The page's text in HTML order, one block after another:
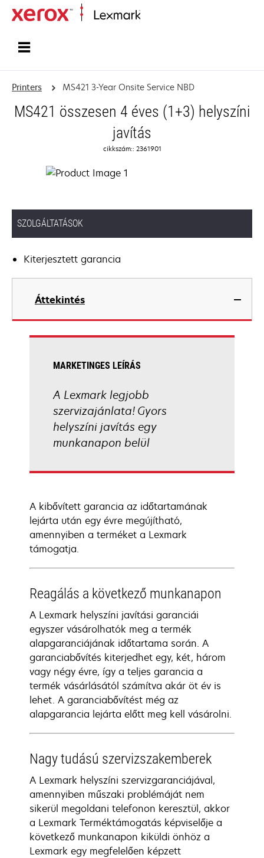
Printers MS421 3-Year Onsite Service NBD
MS421 összesen 4 éves (1+3) helyszíni
javítás
cikkszám:: 2361901
SZOLGÁLTATÁSOK
Kiterjesztett garancia
Áttekintés
MARKETINGES LEÍRÁS
A Lexmark legjobb
szervizajánlata! Gyors
helyszíni javítás egy
munkanapon belül
A kibővített garancia az időtartamának
lejárta után egy évre megújítható,
amennyiben a terméket a Lexmark
támogatja.
Reagálás a következő munkanapon
A Lexmark helyszíni javítási garanciái
egyszer vásárolhatók meg a termék
alapgaranciájának időtartama során. A
garanciabővítés kiterjedhet egy, két, három
vagy négy évre, így a teljes garancia a
termék vásárlásától számítva akár öt év is
lehet. A garanciabővítést még az
alapgarancia lejárta előtt meg kell vásárolni.
Nagy tudású szervizszakemberek
A Lexmark helyszíni szervizgaranciájával,
amennyiben műszaki problémáját nem
sikerül megoldani telefonon keresztül, akkor
a Lexmark Terméktámogatás képviselője a
következő munkanapon kiküldi önhöz a
Lexmark egy megfelelően képzett